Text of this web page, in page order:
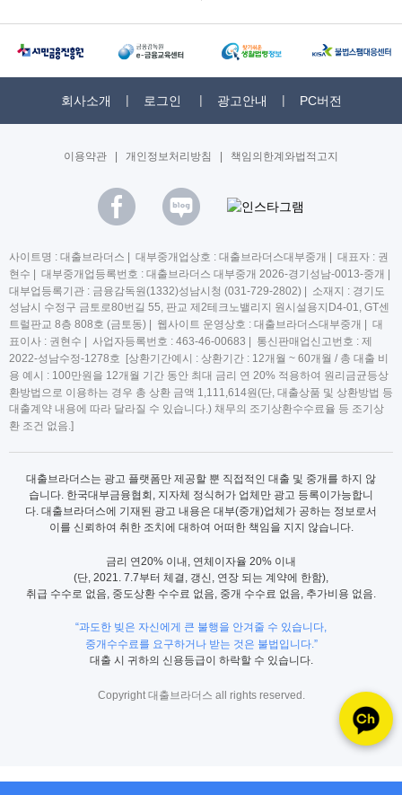
회사소개 로그인 광고안내 PC버전
이용약관 개인정보처리방침 책임의한계와법적고지
사이트명 : 대출브라더스 | 대부중개업상호 : 대출브라더스대부중개 | 대표자 : 권
현수 | 대부중개업등록번호 : 대출브라더스 대부중개 2026-경기성남-0013-중개 |
대부업등록기관 : 금융감독원(1332)성남시청 (031-729-2802) | 소재지 : 경기도
성남시 수정구 금토로80번길 55, 판교 제2테크노밸리지 원시설용지D4-01, GT센
트럴판교 8층 808호 (금토동) | 웹사이트 운영상호 : 대출브라더스대부중개 | 대
표이사 : 권현수 | 사업자등록번호 : 463-46-00683 | 통신판매업신고번호 : 제
2022-성남수정-1278호 [상환기간예시 : 상환기간 : 12개월 ~ 60개월 / 총 대출 비
용 예시 : 100만원을 12개월 기간 동안 최대 금리 연 20% 적용하여 원리금균등상
환방법으로 이용하는 경우 총 상환 금액 1,111,614원(단, 대출상품 및 상환방법 등
대출계약 내용에 따라 달라질 수 있습니다.) 채무의 조기상환수수료율 등 조기상
환 조건 없음.]
대출브라더스는 광고 플랫폼만 제공할 뿐 직접적인 대출 및 중개를 하지 않
습니다. 한국대부금융협회, 지자체 정식허가 업체만 광고 등록이가능합니
다. 대출브라더스에 기재된 광고 내용은 대부(중개)업체가 공하는 정보로서
이를 신뢰하여 취한 조치에 대하여 어떠한 책임을 지지 않습니다.
금리 연20% 이내, 연체이자율 20% 이내
(단, 2021. 7.7부터 체결, 갱신, 연장 되는 계약에 한함),
취급 수수로 없음, 중도상환 수수료 없음, 중개 수수료 없음, 추가비용 없음.
“과도한 빚은 자신에게 큰 불행을 안겨줄 수 있습니다,
중개수수료를 요구하거나 받는 것은 불법입니다.”
대출 시 귀하의 신용등급이 하락할 수 있습니다.
Copyright 대출브라더스 all rights reserved.